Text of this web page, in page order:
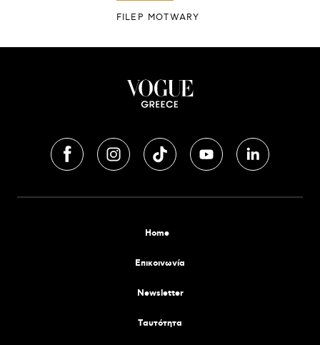
FILEP MOTWARY
Home
Επικοινωνία
Newsletter
Tαυτότητα